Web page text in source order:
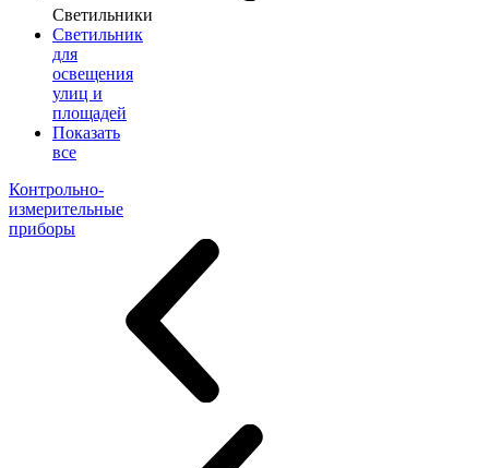
Светильники
Светильник
для
освещения
улиц и
площадей
Показать
все
Контрольно-
измерительные
приборы